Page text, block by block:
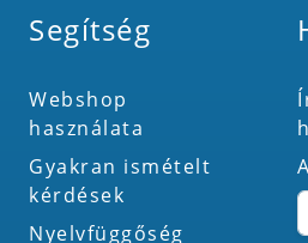
Segítség
Webshop
használata
Gyakran ismételt
kérdések
Nyelvfüggőség